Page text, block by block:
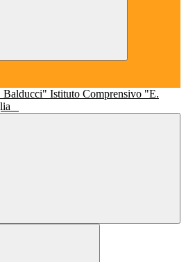
Istituto Comprensivo "E.